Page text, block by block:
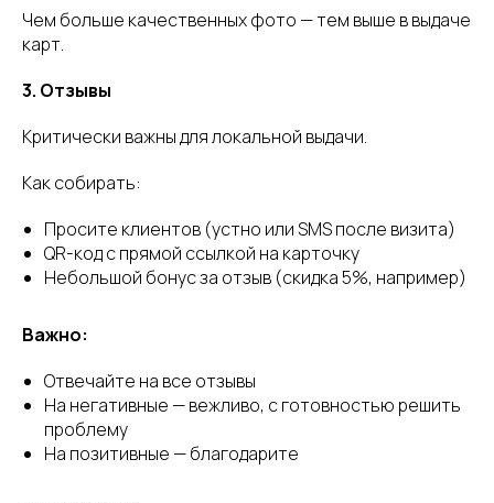
Чем больше качественных фото — тем выше в выдаче
карт.
3. Отзывы
Критически важны для локальной выдачи.
Как собирать:
Просите клиентов (устно или SMS после визита)
QR-код с прямой ссылкой на карточку
Небольшой бонус за отзыв (скидка 5%, например)
Важно:
Отвечайте на все отзывы
На негативные — вежливо, с готовностью решить
проблему
На позитивные — благодарите
Официальный телеграм-
Написать в поддержку
Санкт-Петербург, пр.
+7 (800) 533-37-27
support@qvisor.ru